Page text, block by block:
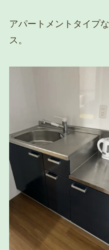
アパートメントタイプ
ス。